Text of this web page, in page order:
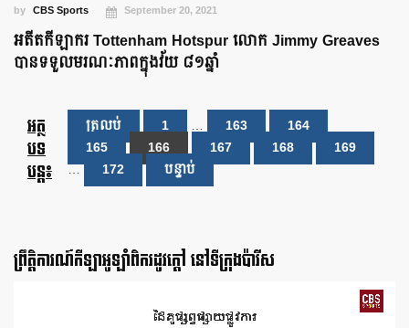
by CBS Sports September 20, 2021
អតីតកីឡាករ Tottenham Hotspur លោក Jimmy Greaves
បានទទួលមរណៈភាពក្នុងវ័យ ៨១ឆ្នាំ
អត្ថ
បទ
បន្ត៖
ត្រលប់ 1 … 163
164
165
166 167 168
169
…
172 បន្ទាប់
ព្រឹត្តិការណ៍កីឡាអូឡាំពិករដូវក្ដៅ នៅទីក្រុងប៉ារីស